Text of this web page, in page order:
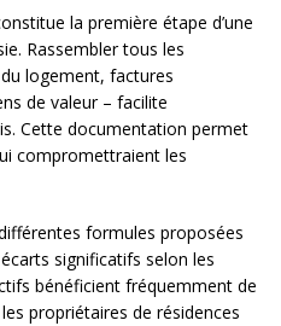
la première étape d’une
Rassembler tous les
logement, factures
de valeur – facilite
Cette documentation permet
compromettraient les
formules proposées
significatifs selon les
bénéficient fréquemment de
propriétaires de résidences